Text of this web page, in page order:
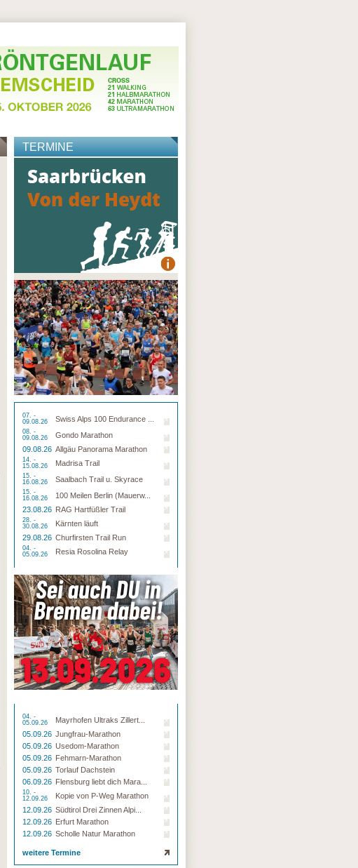
TERMINE
07. -
09.08.26
Swiss Alps 100 Endurance ...
08. -
09.08.26
Gondo Marathon
09.08.26 Allgäu Panorama Marathon
14. -
15.08.26
Madrisa Trail
15. -
16.08.26
Saalbach Trail u. Skyrace
15. -
16.08.26
100 Meilen Berlin (Mauerw...
23.08.26 RAG Hartfüßler Trail
28. -
30.08.26
Kärnten läuft
29.08.26 Churfirsten Trail Run
04. -
05.09.26
Resia Rosolina Relay
04. -
05.09.26
Mayrhofen Ultraks Zillert...
05.09.26 Jungfrau-Marathon
05.09.26 Usedom-Marathon
05.09.26 Fehmarn-Marathon
05.09.26 Torlauf Dachstein
06.09.26 Flensburg liebt dich Mara...
10. -
12.09.26
Kopie von P-Weg Marathon
12.09.26 Südtirol Drei Zinnen Alpi...
12.09.26 Erfurt Marathon
12.09.26 Scholle Natur Marathon
weitere Termine